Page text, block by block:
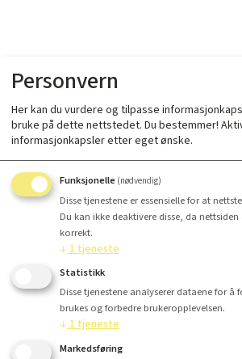
Personvern
Her kan du vurdere og tilpasse
bruke på dette nettstedet. Du bestemmer!
informasjonkapsler etter eget ønske.
Funksjonelle (nødvendig)
Disse tjenestene er essensielle for at
Du kan ikke deaktivere disse, da
korrekt.
↓ 1 tjeneste
Statistikk
Disse tjenestene analyserer dataene for
brukes og forbedre brukeropplevelsen.
↓ 1tjeneste
Markedsføring